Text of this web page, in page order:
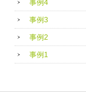
事例4
事例3
事例2
事例1